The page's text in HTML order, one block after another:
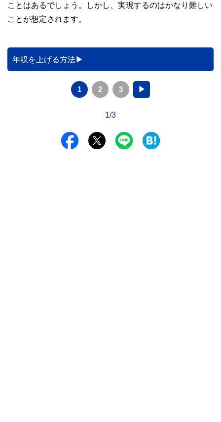
ことはあるでしょう。しかし、実現するのはかなり難しい
ことが想定されます。
年収を上げる方法
1 2 3 ▶
1/3